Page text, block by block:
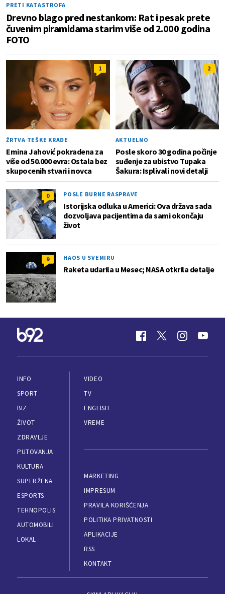
PRETI KATASTROFA
Drevno blago pred nestankom: Rat i pesak prete
čuvenim piramidama starim više od 2.000 godina
FOTO
1
ŽRTVA TEŠKE KRAĐE
Emina Jahović pokradena za
više od 50.000 evra: Ostala bez
skupocenih stvari i novca
2
AKTUELNO
Posle skoro 30 godina počinje
suđenje za ubistvo Tupaka
Šakura: Isplivali novi detalji
0 POSLE BURNE RASPRAVE
Istorijska odluka u Americi: Ova država sada
dozvoljava pacijentima da sami okončaju
život
9 HAOS U SVEMIRU
Raketa udarila u Mesec; NASA otkrila detalje
INFO
SPORT
BIZ
ŽIVOT
ZDRAVLJE
PUTOVANJA
KULTURA
SUPERŽENA
ESPORTS
TEHNOPOLIS
AUTOMOBILI
LOKAL
VIDEO
TV
ENGLISH
VREME
MARKETING
IMPRESUM
PRAVILA KORIŠĆENJA
POLITIKA PRIVATNOSTI
APLIKACIJE
RSS
KONTAKT